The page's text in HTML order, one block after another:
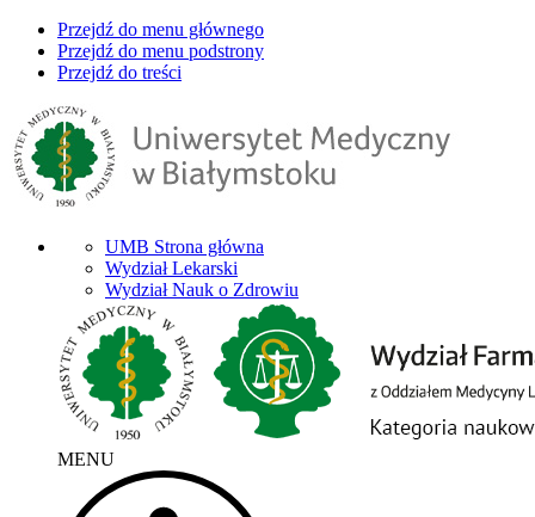
Przejdź do menu głównego
Przejdź do menu podstrony
Przejdź do treści
UMB Strona główna
Wydział Lekarski
Wydział Nauk o Zdrowiu
MENU